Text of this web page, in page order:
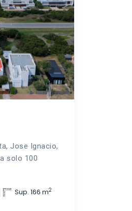
Jose Ignacio,
solo 100
Sup. 166 m2